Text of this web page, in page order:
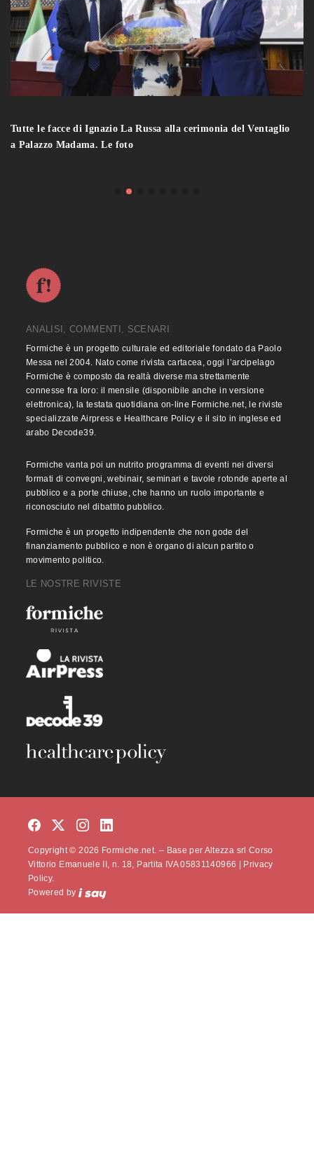
Tutte le facce di Ignazio La Russa alla cerimonia del Ventaglio
a Palazzo Madama. Le foto
ANALISI, COMMENTI, SCENARI
Formiche è un progetto culturale ed editoriale fondato da Paolo
Messa nel 2004. Nato come rivista cartacea, oggi l’arcipelago
Formiche è composto da realtà diverse ma strettamente
connesse fra loro: il mensile (disponibile anche in versione
elettronica), la testata quotidiana on-line Formiche.net, le riviste
specializzate Airpress e Healthcare Policy e il sito in inglese ed
arabo Decode39.
Formiche vanta poi un nutrito programma di eventi nei diversi
formati di convegni, webinair, seminari e tavole rotonde aperte al
pubblico e a porte chiuse, che hanno un ruolo importante e
riconosciuto nel dibattito pubblico.
Formiche è un progetto indipendente che non gode del
finanziamento pubblico e non è organo di alcun partito o
movimento politico.
LE NOSTRE RIVISTE
Copyright © 2026 Formiche.net. – Base per Altezza srl Corso
Vittorio Emanuele II, n. 18, Partita IVA 05831140966 |
Privacy
Policy.
Powered by